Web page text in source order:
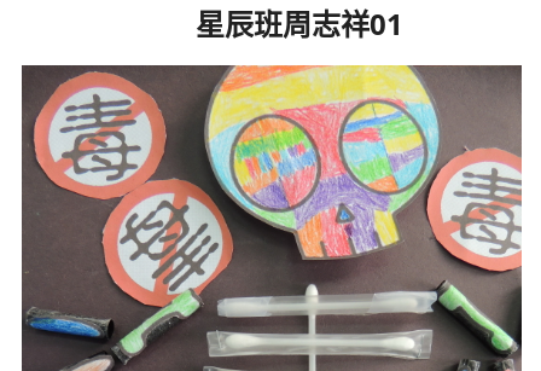
星辰班周志祥01